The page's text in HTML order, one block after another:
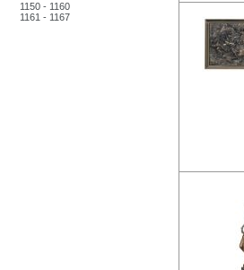
1150 - 1160
1161 - 1167